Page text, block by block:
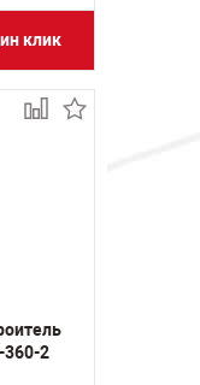
клик
360-2